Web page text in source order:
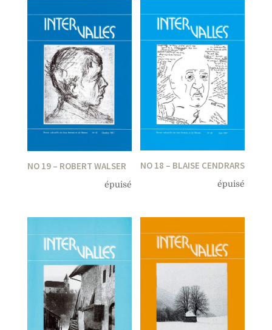
NO 19 – ROBERT WALSER
épuisé
NO 18 – BLAISE CENDRARS
épuisé